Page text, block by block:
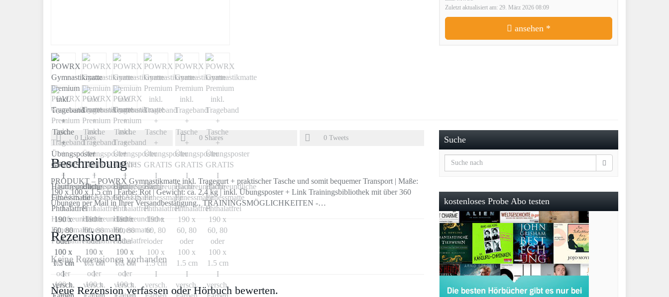
Zuletzt aktualisiert am: 29. März 2026 08:09
ansehen *
0 Likes 0 Shares 0 Tweets
Beschreibung
PRODUKT – POWRX Gymnastikmatte inkl. Tragegurt + praktischer Tasche und somit bequemer Transport | Maße:
190 x 100 x 1,5 cm | Farbe: Rot | Gewicht: ca. 2,4 kg | inkl. Übungsposter + Link Trainingsbibliothek mit über 360
Übungen per Mail in Ihrer Versandbestätigung., TRAININGSMÖGLICHKEITEN -…
Rezensionen
Keine Rezensionen vorhanden
Neue Rezension verfassen oder Hörbuch bewerten.
Suche
kostenloses Probe Abo testen